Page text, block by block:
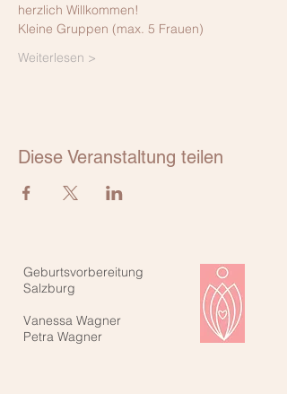
herzlich Willkommen!
Kleine Gruppen (max. 5 Frauen)
Weiterlesen >
Diese Veranstaltung teilen
Geburtsvorbereitung
Salzburg
Vanessa Wagner
Petra Wagner